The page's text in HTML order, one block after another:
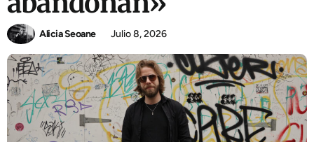
Alicia Seoane Julio 8, 2026